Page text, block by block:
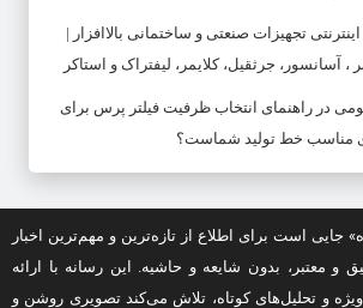
تجهیزات صنعتی و ساختمانی بالاافزار |
، آسانسور، جرثقیل، کلایمر، لیفتراک و استاکر
در راهنمای انتخاب ظرفیت فیلتر پرس برای
مناسب خط تولید شماست؟
جایی است برای اطلاع از تازه‌ترین و مهم‌ترین اخبار
و معتبر، بدون شایعه و حاشیه. این رسانه با ارائه
و تحلیل‌های کوتاه، تلاش می‌کند تصویری روشن و